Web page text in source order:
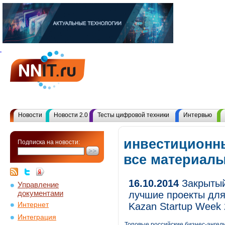
Новости Новости 2.0 Тесты цифровой техники Интервью
Подписка на новости:
Управление
документами
Интернет
Интеграция
все
16.10.2014
лучшие проекты
Kazan Startup Week